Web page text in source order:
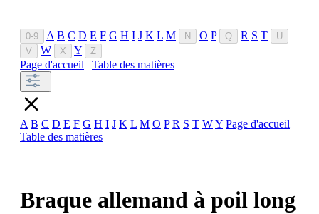
0-9 A B C D E F G H I J K L M N O P Q R S T
U
V
W X Y Z
Page d'accueil | Table des matières
A B C D E F G H I J K L M O P R S T WY Page d'accueil
Table des matières
Braque allemand à poil long